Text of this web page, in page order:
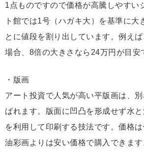
1点ものですので価格が高騰しやすい
ト館では1号（ハガキ大）を基準に大
とに値段を割り出しています。例え
場合、8倍の大きさなら24万円が目安
・版画
アート投資で人気が高い平版画は、
ばれます。版面に凹凸を形成せず水
を利用して印刷する技法です。価格は
油彩画よりは安い価格で購入できます